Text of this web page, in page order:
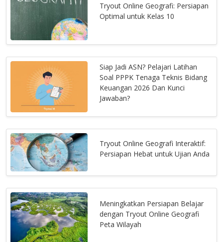
Tryout Online Geografi: Persiapan
Optimal untuk Kelas 10
Siap Jadi ASN? Pelajari Latihan
Soal PPPK Tenaga Teknis Bidang
Keuangan 2026 Dan Kunci
Jawaban?
Tryout Online Geografi Interaktif:
Persiapan Hebat untuk Ujian Anda
Meningkatkan Persiapan Belajar
dengan Tryout Online Geografi
Peta Wilayah